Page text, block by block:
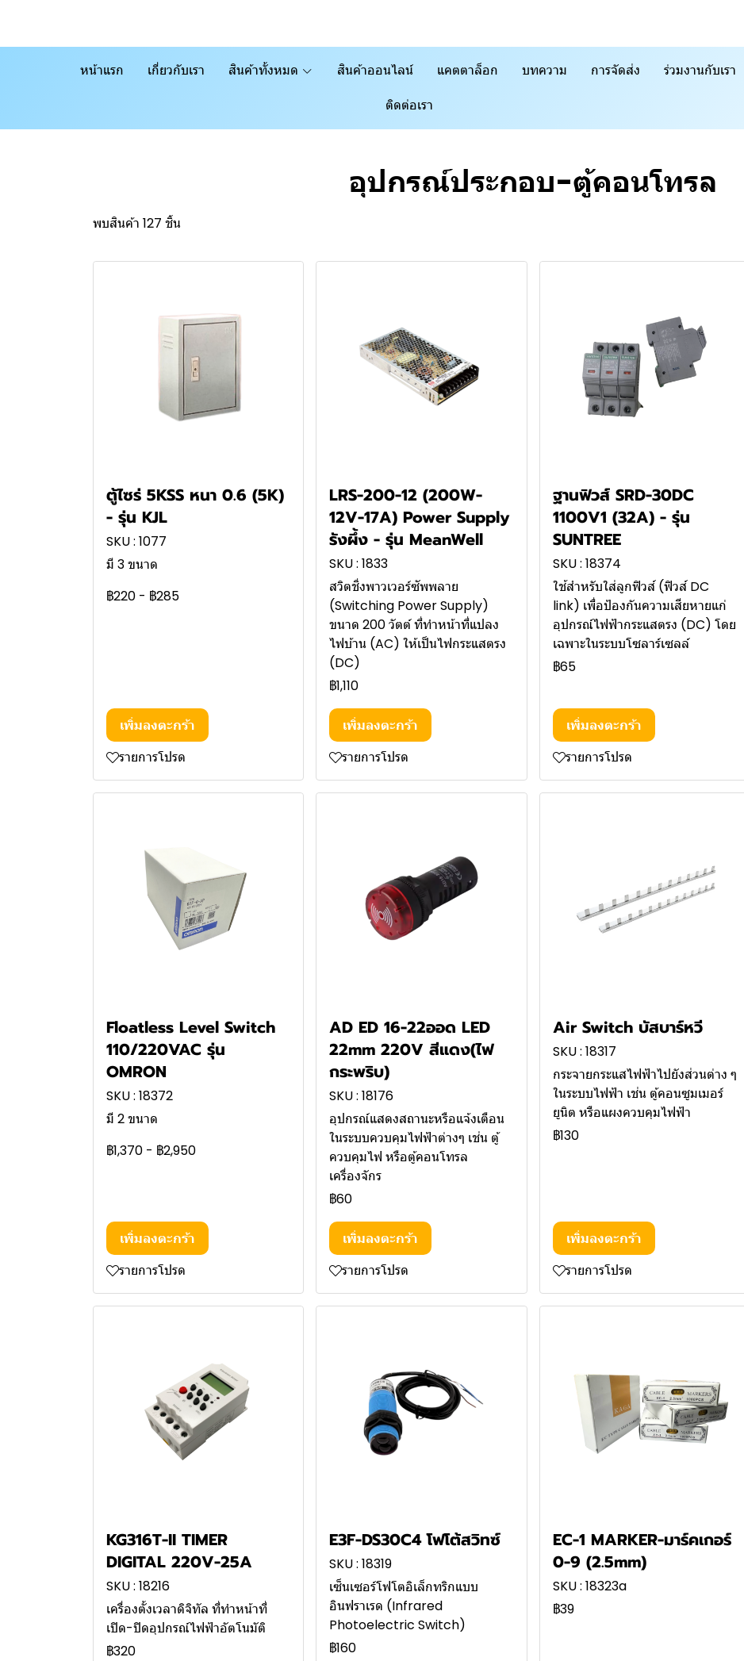
หน้าแรก เกี่ยวกับเรา สินค้าทั้งหมด สินค้าออนไลน์ แคตตาล็อก บทความ การจัดส่ง ร่วมงานกับเรา
ติดต่อเรา
อุปกรณ์ประกอบ-ตู้คอนโทรล
พบสินค้า 127 ชิ้น
ตู้ไซร่ 5KSS หนา 0.6 (5K)
- รุ่น KJL
SKU : 1077
มี 3 ขนาด
฿220 - ฿285
เพิ่มลงตะกร้า
รายการโปรด
LRS-200-12 (200W-
12V-17A) Power Supply
รังผึ้ง - รุ่น MeanWell
SKU : 1833
สวิตชิ่งพาวเวอร์ซัพพลาย
(Switching Power Supply)
ขนาด 200 วัตต์ ที่ทำหน้าที่แปลง
ไฟบ้าน (AC) ให้เป็นไฟกระแสตรง
(DC)
฿1,110
เพิ่มลงตะกร้า
รายการโปรด
ฐานฟิวส์ SRD-30DC
1100V1 (32A) - รุ่น
SUNTREE
SKU : 18374
ใช้สำหรับใส่ลูกฟิวส์ (ฟิวส์ DC
link) เพื่อป้องกันความเสียหายแก่
อุปกรณ์ไฟฟ้ากระแสตรง (DC) โดย
เฉพาะในระบบโซลาร์เซลล์
฿65
เพิ่มลงตะกร้า
รายการโปรด
Floatless Level Switch
110/220VAC รุ่น
OMRON
SKU : 18372
มี 2 ขนาด
฿1,370 - ฿2,950
เพิ่มลงตะกร้า
รายการโปรด
AD ED 16-22ออด LED
22mm 220V สีแดง(ไฟ
กระพริบ)
SKU : 18176
อุปกรณ์แสดงสถานะหรือแจ้งเตือน
ในระบบควบคุมไฟฟ้าต่างๆ เช่น ตู้
ควบคุมไฟ หรือตู้คอนโทรล
เครื่องจักร
฿60
เพิ่มลงตะกร้า
รายการโปรด
Air Switch บัสบาร์หวี
SKU : 18317
กระจายกระแสไฟฟ้าไปยังส่วนต่าง ๆ
ในระบบไฟฟ้า เช่น ตู้คอนซูมเมอร์
ยูนิต หรือแผงควบคุมไฟฟ้า
฿130
เพิ่มลงตะกร้า
รายการโปรด
KG316T-II TIMER
DIGITAL 220V-25A
SKU : 18216
เครื่องตั้งเวลาดิจิทัล ที่ทำหน้าที่
เปิด-ปิดอุปกรณ์ไฟฟ้าอัตโนมัติ
฿320
E3F-DS30C4 โฟโต้สวิทซ์
SKU : 18319
เซ็นเซอร์โฟโตอิเล็กทริกแบบ
อินฟราเรด (Infrared
Photoelectric Switch)
฿160
EC-1 MARKER-มาร์คเกอร์
0-9 (2.5mm)
SKU : 18323a
฿39